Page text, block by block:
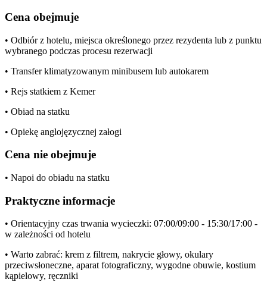
Cena obejmuje
• Odbiór z hotelu, miejsca określonego przez rezydenta lub z punktu
wybranego podczas procesu rezerwacji
• Transfer klimatyzowanym minibusem lub autokarem
• Rejs statkiem z Kemer
• Obiad na statku
• Opiekę anglojęzycznej załogi
Cena nie obejmuje
• Napoi do obiadu na statku
Praktyczne informacje
• Orientacyjny czas trwania wycieczki: 07:00/09:00 - 15:30/17:00 -
w zależności od hotelu
• Warto zabrać: krem z filtrem, nakrycie głowy, okulary
przeciwsłoneczne, aparat fotograficzny, wygodne obuwie, kostium
kąpielowy, ręczniki